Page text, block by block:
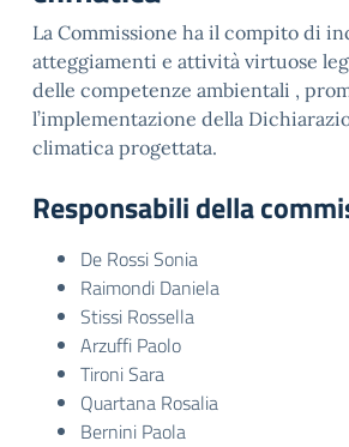
La Commissione ha il compito di
atteggiamenti e attività virtuose
delle competenze ambientali ,
l’implementazione della
climatica progettata.
Responsabili della
De Rossi Sonia
Raimondi Daniela
Stissi Rossella
Arzuffi Paolo
Tironi Sara
Quartana Rosalia
Bernini Paola